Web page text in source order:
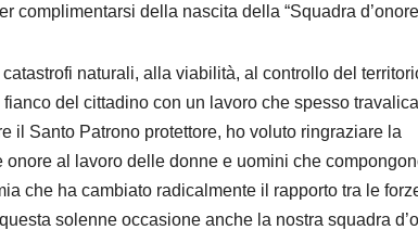
della nascita della “Squadra
naturali, alla viabilità, al controllo del
del cittadino con un lavoro che spesso
il Santo Patrono protettore, ho voluto ringraziare la
al lavoro delle donne e uomini che
che ha cambiato radicalmente il rapporto tra le
solenne occasione anche la nostra squadra